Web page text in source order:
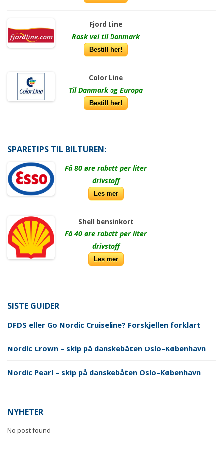
Fjord Line
Rask vei til Danmark
Bestill her!
Color Line
Til Danmark og Europa
Bestill her!
SPARETIPS TIL BILTUREN:
Få 80 øre rabatt per liter
drivstoff
Les mer
Shell bensinkort
Få 40 øre rabatt per liter
drivstoff
Les mer
SISTE GUIDER
DFDS eller Go Nordic Cruiseline? Forskjellen forklart
Nordic Crown – skip på danskebåten Oslo–København
Nordic Pearl – skip på danskebåten Oslo–København
NYHETER
No post found